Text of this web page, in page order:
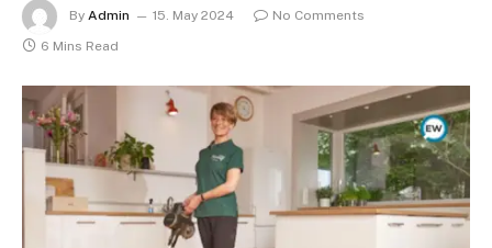
By Admin 15. May 2024
No Comments
6 Mins Read